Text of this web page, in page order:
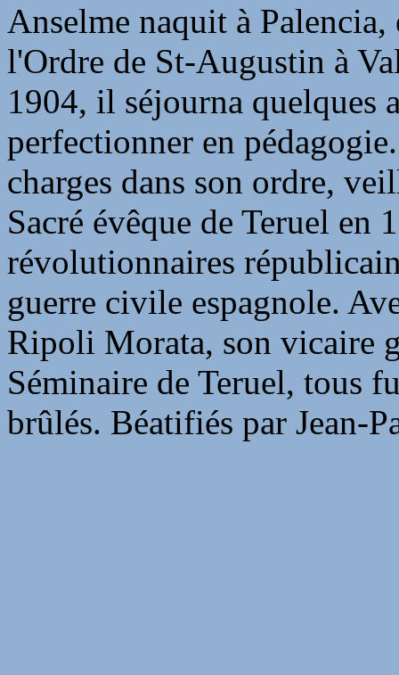
Anselme naquit à
l'Ordre de St-Augustin à
1904, il séjourna quelques
perfectionner en
charges dans son ordre,
Sacré évêque de Teruel en
révolutionnaires
guerre civile espagnole.
Ripoli Morata, son vicaire
Séminaire de Teruel, tous
brûlés. Béatifiés par Jean-